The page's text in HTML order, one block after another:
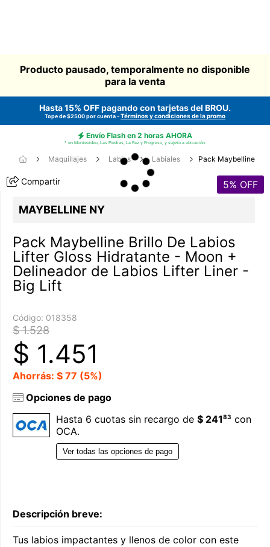
Producto pausado, temporalmente no disponible
para la venta
Hasta 15% OFF pagando con tarjetas del BROU.
Tope de $2500 por cuenta -Términos y condiciones de la promo
Envío Flash en 2 horas AHORA
* en Montevideo, Las Piedras, La Paz y Progreso, y sujeto a ubicación.
Maquillajes Labios Labiales Pack Maybelline
Compartir 5% OFF
MAYBELLINE NY
Pack Maybelline Brillo De Labios
Lifter Gloss Hidratante - Moon +
Delineador de Labios Lifter Liner -
Big Lift
Código: 018358
$ 1.528
$ 1.451
Ahorrás: $ 77 (5%)
Opciones de pago
Hasta 6 cuotas sin recargo de $ 24183 con
OCA.
Ver todas las opciones de pago
Descripción breve:
Tus labios impactantes y llenos de color con este